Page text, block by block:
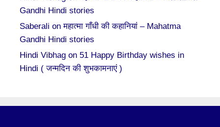
Gandhi Hindi stories
Saberali onमहात्मा गाँधी की कहानियां – Mahatma
Gandhi Hindi stories
Hindi Vibhag on 51 Happy Birthday wishes in
Hindi ( जन्मदिन की शुभकामनाएं )